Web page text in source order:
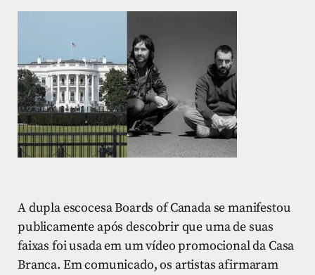
A dupla escocesa Boards of Canada se manifestou
publicamente após descobrir que uma de suas
faixas foi usada em um vídeo promocional da Casa
Branca. Em comunicado, os artistas afirmaram